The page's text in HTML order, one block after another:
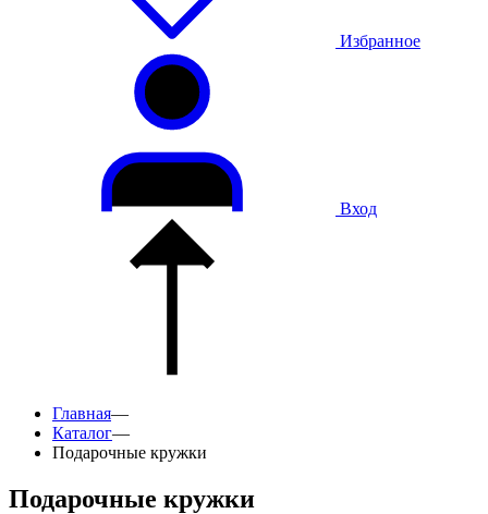
Избранное
Вход
Главная—
Каталог—
Подарочные кружки
Подарочные кружки